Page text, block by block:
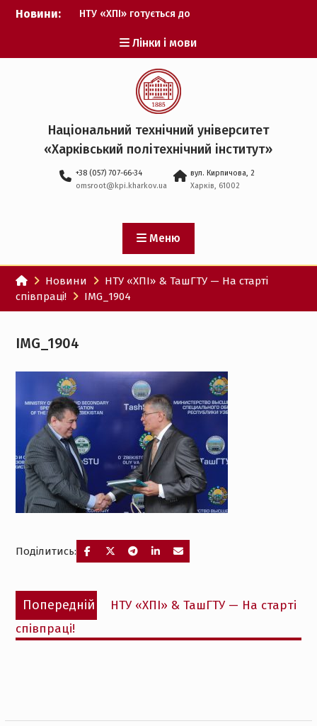
Перейти
Новини:
НТУ «ХПІ» готується до
Музичні таланти ХПІ
запрошуються на
Всеукраїнський
фестиваль «Червона
рута – 2027»
ХПІ уклав угоду про
партнерство з ДержНДІ
технологій кібербезпеки
Головнокомандувачем
Збройних Сил України
участю ХПІ обговорили
перспективи українсько-
іспанського
технологічного
партнерства
Лінки і мови
Національний технічний університет
«Харківський політехнічний iнститут»
+38 (057) 707-66-34
omsroot@kpi.kharkov.ua
вул. Кирпичова, 2
Харків, 61002
Меню
Новини
НТУ «ХПІ» & ТашГТУ — На старті
співпраці!
IMG_1904
IMG_1904
Поділитись:
Навігація
записів
Попередній
Попередній
запис:
НТУ «ХПІ» & ТашГТУ — На старті
співпраці!